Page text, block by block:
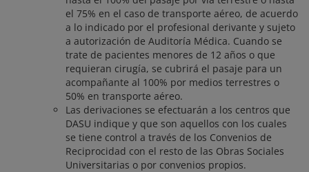
el 75% en el caso de transporte aéreo, de acuerdo
a lo indicado por el profesional derivante y sujeto
a autorización de Auditoría Médica. Cuando se
trate de pacientes menores de 12 años o que
requieran cirugía, se cubrirá el pasaje para un
acompañante al 100% por medios terrestres o
50% en transporte aéreo.
Las derivaciones se efectuarán a los centros que
DASU indique y que son aquellos con los cuales
se tiene control a través de los Convenios de
Reciprocidad con el resto de las Obras Sociales
Universitarias o por convenios propios.